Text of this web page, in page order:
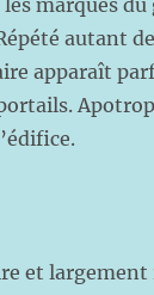
marques
autant
apparaît
et